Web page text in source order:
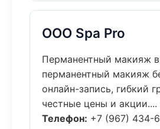
ООО Spa Pro
Перманентный макияж
перманентный макияж
онлайн-запись, гибкий
честные цены и акции....
Телефон: +7 (967) 434-